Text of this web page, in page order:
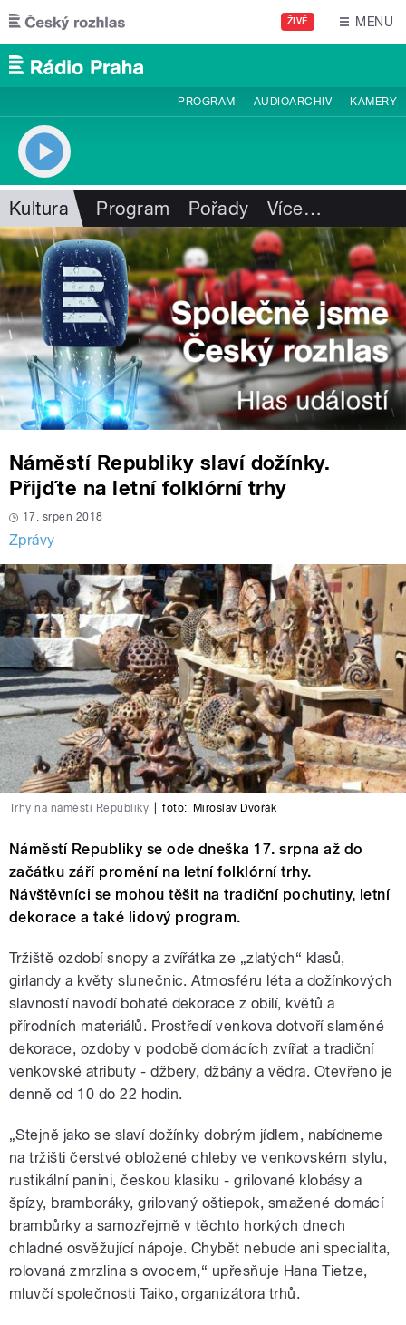
Přejít k hlavnímu obsahu
ŽIVĚ MENU
PROGRAM AUDIOARCHIV KAMERY
Kultura Program Pořady Více…
Náměstí Republiky slaví dožínky.
Přijďte na letní folklórní trhy
17. srpen 2018
Zprávy
Trhy na náměstí Republiky foto: Miroslav Dvořák
Náměstí Republiky se ode dneška 17. srpna až do
začátku září promění na letní folklórní trhy.
Návštěvníci se mohou těšit na tradiční pochutiny, letní
dekorace a také lidový program.
Tržiště ozdobí snopy a zvířátka ze „zlatých“ klasů,
girlandy a květy slunečnic. Atmosféru léta a dožínkových
slavností navodí bohaté dekorace z obilí, květů a
přírodních materiálů. Prostředí venkova dotvoří slaměné
dekorace, ozdoby v podobě domácích zvířat a tradiční
venkovské atributy - džbery, džbány a vědra. Otevřeno je
denně od 10 do 22 hodin.
„Stejně jako se slaví dožínky dobrým jídlem, nabídneme
na tržišti čerstvé obložené chleby ve venkovském stylu,
rustikální panini, českou klasiku - grilované klobásy a
špízy, bramboráky, grilovaný oštiepok, smažené domácí
brambůrky a samozřejmě v těchto horkých dnech
chladné osvěžující nápoje. Chybět nebude ani specialita,
rolovaná zmrzlina s ovocem,“ upřesňuje Hana Tietze,
mluvčí společnosti Taiko, organizátora trhů.